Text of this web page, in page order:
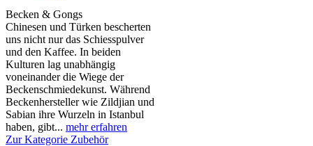
Becken & Gongs
Chinesen und Türken bescherten
uns nicht nur das Schiesspulver
und den Kaffee. In beiden
Kulturen lag unabhängig
voneinander die Wiege der
Beckenschmiedekunst. Während
Beckenhersteller wie Zildjian und
Sabian ihre Wurzeln in Istanbul
haben, gibt... mehr erfahren
Zur Kategorie Zubehör